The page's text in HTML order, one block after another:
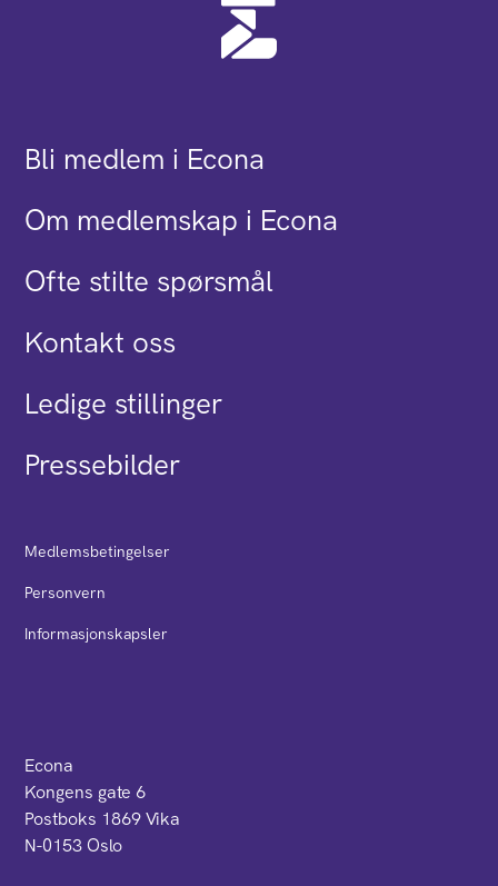
Bli medlem i Econa
Om medlemskap i Econa
Ofte stilte spørsmål
Kontakt oss
Ledige stillinger
Pressebilder
Medlemsbetingelser
Personvern
Informasjonskapsler
Econa
Kongens gate 6
Postboks 1869 Vika
N-0153 Oslo